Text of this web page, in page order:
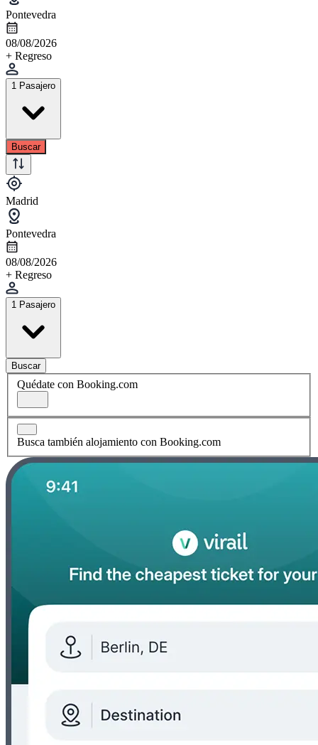
Pontevedra
08/08/2026
+ Regreso
1 Pasajero
Buscar
Madrid
Pontevedra
08/08/2026
+ Regreso
1 Pasajero
Buscar
Quédate con Booking.com
Busca también alojamiento con Booking.com